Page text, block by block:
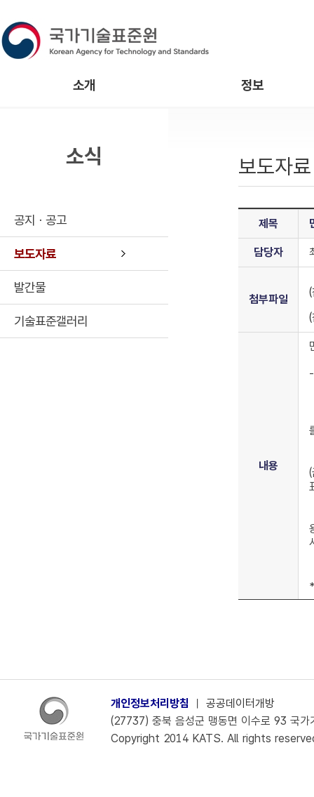
소개 정보
보도자료
제목
담당자
첨부파일
내용
소식
공지ㆍ공고
보도자료
발간물
기술표준갤러리
개인정보처리방침 ㅣ 공공데이터개방
(27737) 충북 음성군 맹동면 이수로 93 국
Copyright 2014 KATS. All rights